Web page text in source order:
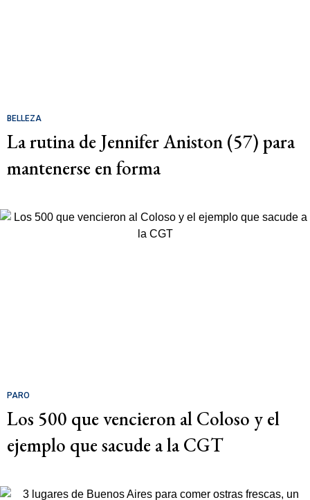
BELLEZA
La rutina de Jennifer Aniston (57) para
mantenerse en forma
PARO
Los 500 que vencieron al Coloso y el
ejemplo que sacude a la CGT